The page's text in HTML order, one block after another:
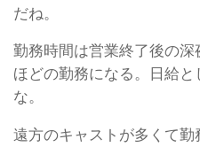
だね。
勤務時間は営業終了後の
ほどの勤務になる。
日給
な。
遠方のキャストが多くて